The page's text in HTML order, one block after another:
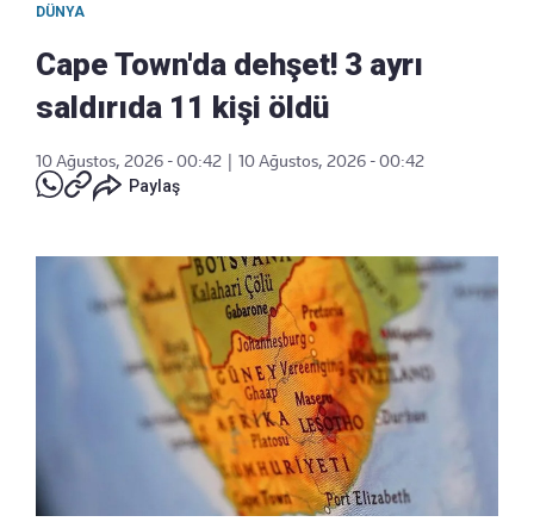
DÜNYA
Cape Town'da dehşet! 3 ayrı
saldırıda 11 kişi öldü
10 Ağustos, 2026 - 00:42
10 Ağustos, 2026 - 00:42
Paylaş